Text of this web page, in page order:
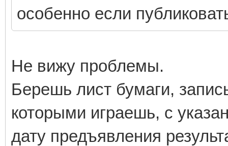
особенно если
Не вижу проблемы.
Берешь лист бумаги,
которыми играешь, с
дату предъявления